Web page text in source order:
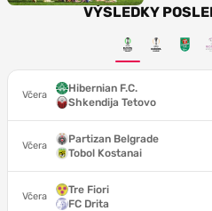
VÝSLEDKY
Včera
Hibernian F.C.
Shkendija Tetovo
Včera
Partizan Belgrade
Tobol Kostanai
Včera
Tre Fiori
FC Drita